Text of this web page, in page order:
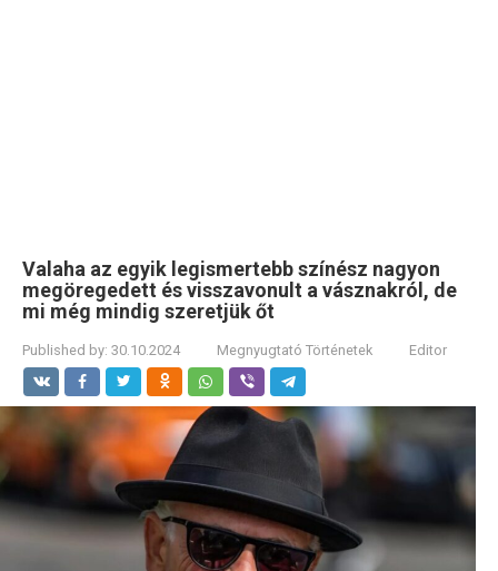
Valaha az egyik legismertebb színész nagyon
megöregedett és visszavonult a vásznakról, de
mi még mindig szeretjük őt
Published by: 30.10.2024 Megnyugtató Történetek Editor